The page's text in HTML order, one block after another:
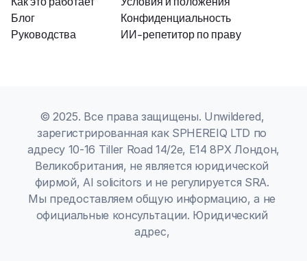
Блог
Руководства
ИИ-репетитор по праву
Конфиденциальность
© 2025. Все права защищены. Unwildered,
зарегистрированная как SPHEREIQ LTD по
адресу 10-16 Tiller Road 14/2e, E14 8PX Лондон,
Великобритания, не является юридической
фирмой, AI solicitors и не регулируется SRA.
Мы предоставляем общую информацию, а не
официальные консультации. Юридический
адрес,